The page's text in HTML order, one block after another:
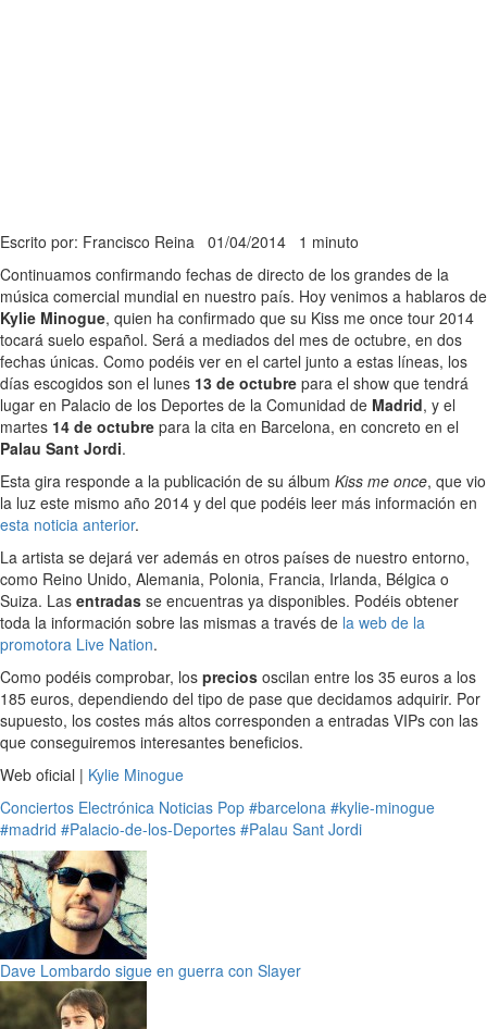
Escrito por: Francisco Reina 01/04/2014 1 minuto
Continuamos confirmando fechas de directo de los grandes de la
música comercial mundial en nuestro país. Hoy venimos a hablaros de
Kylie Minogue, quien ha confirmado que su Kiss me once tour 2014
tocará suelo español. Será a mediados del mes de octubre, en dos
fechas únicas. Como podéis ver en el cartel junto a estas líneas, los
días escogidos son el lunes 13 de octubre para el show que tendrá
lugar en Palacio de los Deportes de la Comunidad de Madrid, y el
martes 14 de octubre para la cita en Barcelona, en concreto en el
Palau Sant Jordi.
Esta gira responde a la publicación de su álbum Kiss me once, que vio
la luz este mismo año 2014 y del que podéis leer más información en
esta noticia anterior.
La artista se dejará ver además en otros países de nuestro entorno,
como Reino Unido, Alemania, Polonia, Francia, Irlanda, Bélgica o
Suiza. Las entradas se encuentras ya disponibles. Podéis obtener
toda la información sobre las mismas a través de la web de la
promotora Live Nation.
Como podéis comprobar, los precios oscilan entre los 35 euros a los
185 euros, dependiendo del tipo de pase que decidamos adquirir. Por
supuesto, los costes más altos corresponden a entradas VIPs con las
que conseguiremos interesantes beneficios.
Web oficial | Kylie Minogue
Conciertos Electrónica Noticias Pop #barcelona #kylie-minogue
#madrid #Palacio-de-los-Deportes #Palau Sant Jordi
Dave Lombardo sigue en guerra con Slayer